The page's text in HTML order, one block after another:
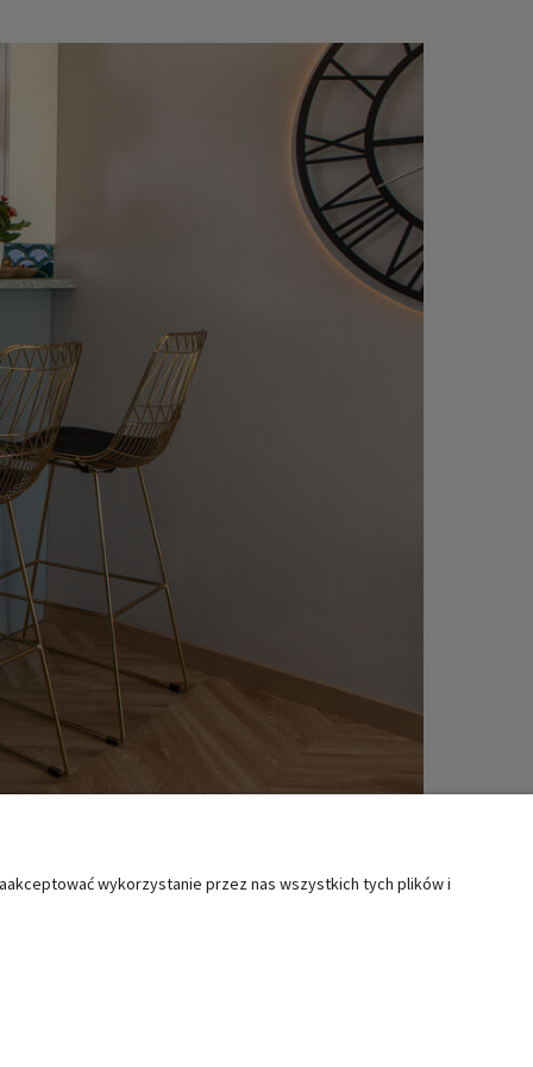
wykorzystanie przez nas wszystkich tych plików i